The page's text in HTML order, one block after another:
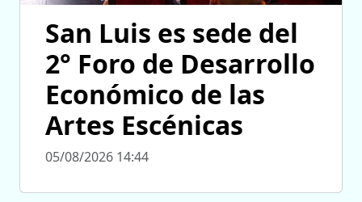
San Luis es sede del
2° Foro de Desarrollo
Económico de las
Artes Escénicas
05/08/2026 14:44